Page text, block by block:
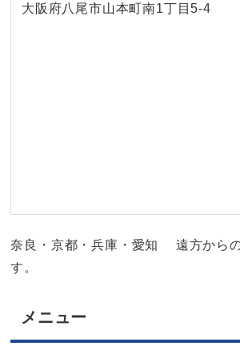
大阪府八尾市山本町南1丁目5-4
奈良・京都・兵庫・愛知 遠方から
す。
メニュー